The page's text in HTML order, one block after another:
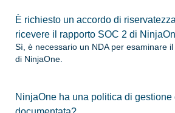
È richiesto un accordo di
ricevere il rapporto SOC 2 di
Sì, è necessario un NDA per esaminare
di NinjaOne.
NinjaOne ha una politica di